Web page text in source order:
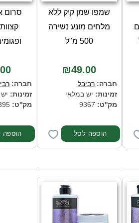
שמפו שמן קיק ללא
מלחים מונע נשירה
500 מ"ל
₪49.00
חברה:רביבל
זמינות: יש במלאי
מק''ט:
סרום
ופגומים 100
חברה:
זמינות:
מק''ט: 9395